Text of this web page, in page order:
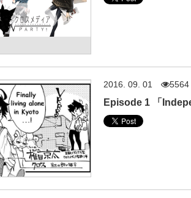
2016. 09. 01 5564
Episode 1 「